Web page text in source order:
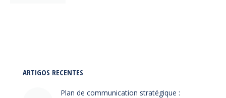
ARTIGOS RECENTES
Plan de communication stratégique :